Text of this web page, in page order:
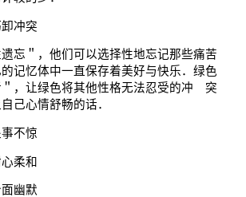
冲突
忘＂，他们可以选择性地忘记那些痛苦
记忆体中一直保存着美好与快乐．绿色
，让绿色将其他性格无法忍受的冲 突
己心情舒畅的话．
不惊
柔和
幽默